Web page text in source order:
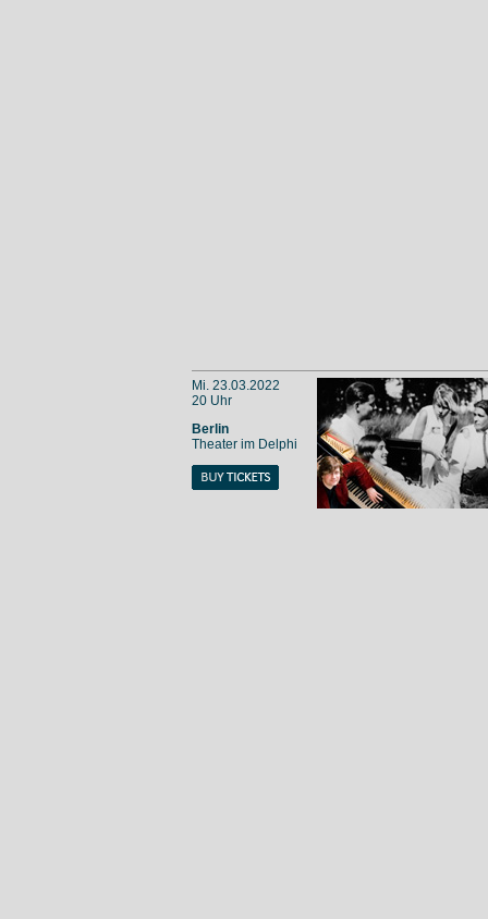
Mi. 23.03.2022
20 Uhr
Berlin
Theater im Delphi